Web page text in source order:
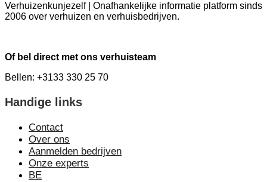
Verhuizenkunjezelf | Onafhankelijke informatie platform sinds
2006 over verhuizen en verhuisbedrijven.
Of bel direct met ons verhuisteam
Bellen: +3133 330 25 70
Handige links
Contact
Over ons
Aanmelden bedrijven
Onze experts
BE